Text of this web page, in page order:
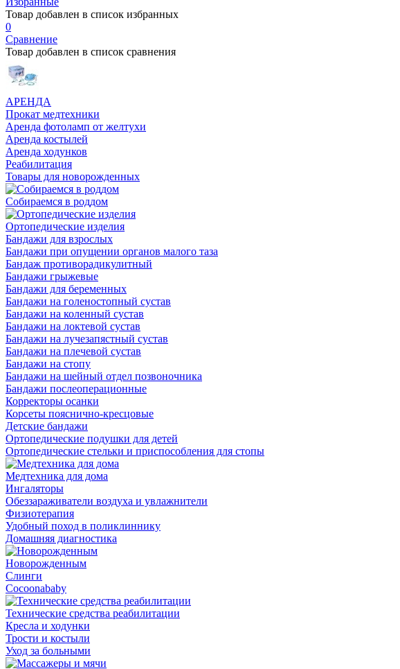
Товар добавлен в список избранных
0
Сравнение
Товар добавлен в список сравнения
АРЕНДА
Прокат медтехники
Аренда фотоламп от желтухи
Аренда костылей
Аренда ходунков
Реабилитация
Товары для новорожденных
Собираемся в роддом
Ортопедические изделия
Бандажи для взрослых
Бандажи при опущении органов малого таза
Бандаж противорадикулитный
Бандажи грыжевые
Бандажи для беременных
Бандажи на голеностопный сустав
Бандажи на коленный сустав
Бандажи на локтевой сустав
Бандажи на лучезапястный сустав
Бандажи на плечевой сустав
Бандажи на стопу
Бандажи на шейный отдел позвоночника
Бандажи послеоперационные
Корректоры осанки
Корсеты пояснично-кресцовые
Детские бандажи
Ортопедические подушки для детей
Ортопедические стельки и приспособления для стопы
Медтехника для дома
Ингаляторы
Обеззараживатели воздуха и увлажнители
Физиотерапия
Удобный поход в поликлиннику
Домашняя диагностика
Новорожденным
Слинги
Cocoonababy
Технические средства реабилитации
Кресла и ходунки
Трости и костыли
Уход за больными